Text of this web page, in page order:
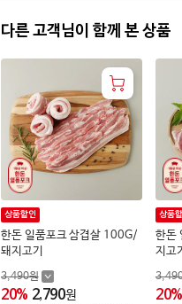
다른 고객님이 함께 본 상품
한돈 일품포크 삼겹살 100G/
돼지고기
상품할인
3,490원
20% 2,790원
한돈
지고
상품
20%